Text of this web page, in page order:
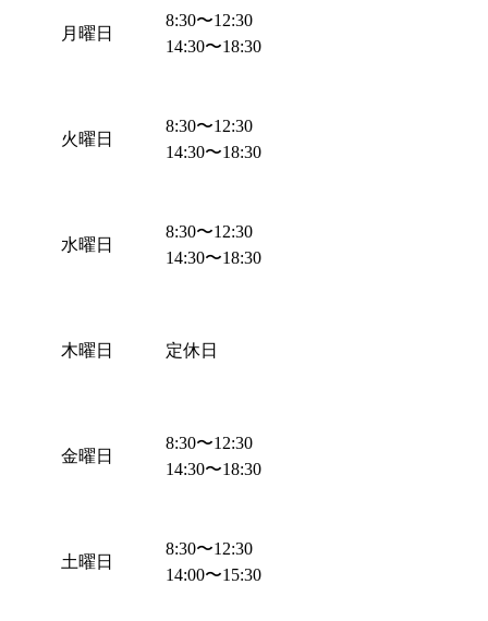
月曜日
火曜日
水曜日
木曜日
金曜日
土曜日
8:30〜12:30
14:30〜18:30
8:30〜12:30
14:30〜18:30
8:30〜12:30
14:30〜18:30
定休日
8:30〜12:30
14:30〜18:30
8:30〜12:30
14:00〜15:30